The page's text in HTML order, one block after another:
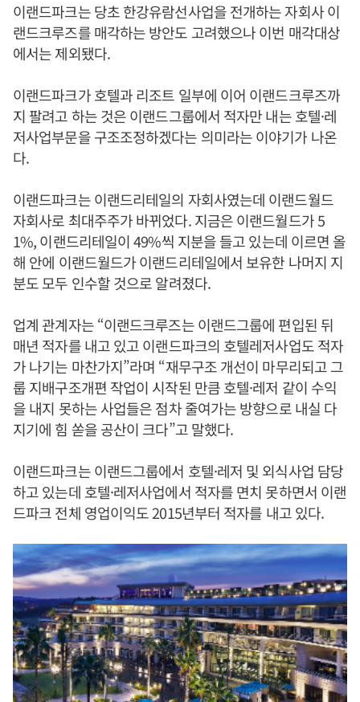
이랜드파크는 당초 한강유람선사업을 전개하는 자회사 이
랜드크루즈를 매각하는 방안도 고려했으나 이번 매각대상
에서는 제외됐다.
이랜드파크가 호텔과 리조트 일부에 이어 이랜드크루즈까
지 팔려고 하는 것은 이랜드그룹에서 적자만 내는 호텔·레
저사업부문을 구조조정하겠다는 의미라는 이야기가 나온
다.
이랜드파크는 이랜드리테일의 자회사였는데 이랜드월드
자회사로 최대주주가 바뀌었다. 지금은 이랜드월드가 5
1%, 이랜드리테일이 49%씩 지분을 들고 있는데 이르면 올
해 안에 이랜드월드가 이랜드리테일에서 보유한 나머지 지
분도 모두 인수할 것으로 알려졌다.
업계 관계자는 “이랜드크루즈는 이랜드그룹에 편입된 뒤
매년 적자를 내고 있고 이랜드파크의 호텔레저사업도 적자
가 나기는 마찬가지”라며 “재무구조 개선이 마무리되고 그
룹 지배구조개편 작업이 시작된 만큼 호텔·레저 같이 수익
을 내지 못하는 사업들은 점차 줄여가는 방향으로 내실 다
지기에 힘 쏟을 공산이 크다”고 말했다.
이랜드파크는 이랜드그룹에서 호텔·레저 및 외식사업 담당
하고 있는데 호텔·레저사업에서 적자를 면치 못하면서 이랜
드파크 전체 영업이익도 2015년부터 적자를 내고 있다.